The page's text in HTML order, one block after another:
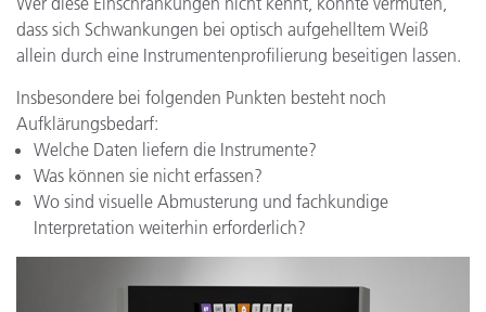
dass sich Schwankungen bei optisch aufgehelltem Weiß
allein durch eine Instrumentenprofilierung beseitigen lassen.
Insbesondere bei folgenden Punkten besteht noch
Aufklärungsbedarf:
Welche Daten liefern die Instrumente?
Was können sie nicht erfassen?
Wo sind visuelle Abmusterung und fachkundige
Interpretation weiterhin erforderlich?